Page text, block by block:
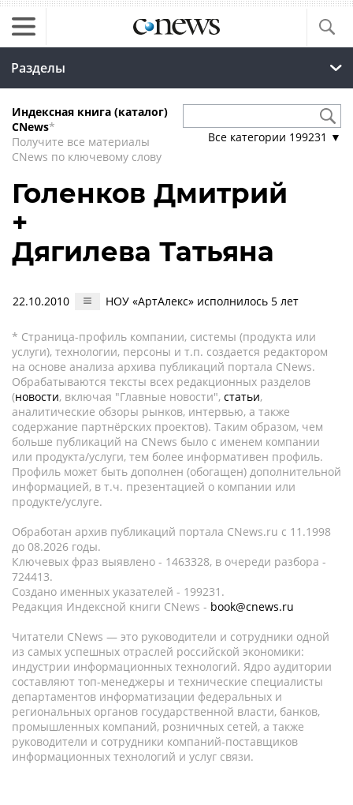
Разделы
Индексная книга (каталог)
CNews*
Получите все материалы
CNews по ключевому слову
Все категории 199231 ▼
Голенков Дмитрий
+
Дягилева Татьяна
22.10.2010 НОУ «АртАлекс» исполнилось 5 лет
* Страница-профиль компании, системы (продукта или
услуги), технологии, персоны и т.п. создается редактором
на основе анализа архива публикаций портала CNews.
Обрабатываются тексты всех редакционных разделов
(новости, включая "Главные новости", статьи,
аналитические обзоры рынков, интервью, а также
содержание партнёрских проектов). Таким образом, чем
больше публикаций на CNews было с именем компании
или продукта/услуги, тем более информативен профиль.
Профиль может быть дополнен (обогащен) дополнительной
информацией, в т.ч. презентацией о компании или
продукте/услуге.
Обработан архив публикаций портала CNews.ru c 11.1998
до 08.2026 годы.
Ключевых фраз выявлено - 1463328, в очереди разбора -
724413.
Создано именных указателей - 199231.
Редакция Индексной книги CNews - book@cnews.ru
Читатели CNews — это руководители и сотрудники одной
из самых успешных отраслей российской экономики:
индустрии информационных технологий. Ядро аудитории
составляют топ-менеджеры и технические специалисты
департаментов информатизации федеральных и
региональных органов государственной власти, банков,
промышленных компаний, розничных сетей, а также
руководители и сотрудники компаний-поставщиков
информационных технологий и услуг связи.